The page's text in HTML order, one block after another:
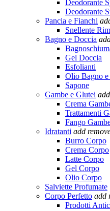
Deodorante
Deodorante
Pancia e Fianchi
Snellente
Bagno e Doccia
Gel Doccia
Esfolianti
Olio Bagno e
Sapone
Gambe e Glutei add
Crema
Trattamenti
Fango
Idratanti add
Burro Corpo
Crema Corpo
Latte Corpo
Gel Corpo
Olio Corpo
Salviette Profumate
Corpo Perfetto add
Prodotti